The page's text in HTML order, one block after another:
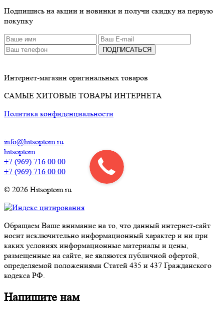
Подпишись на акции и новинки и получи скидку на первую
покупку
ПОДПИСАТЬСЯ
Интернет-магазин оригинальных товаров
САМЫЕ ХИТОВЫЕ ТОВАРЫ ИНТЕРНЕТА
Политика конфиденциальности
info@hitsoptom.ru
hitsoptom
+7 (969) 716 00 00
+7 (969) 716 00 00
© 2026 Hitsoptom.ru
Обращаем Ваше внимание на то, что данный интернет-сайт
носит исключительно информационный характер и ни при
каких условиях информационные материалы и цены,
размещенные на сайте, не являются публичной офертой,
определяемой положениями Статей 435 и 437 Гражданского
кодекса РФ.
Напишите нам